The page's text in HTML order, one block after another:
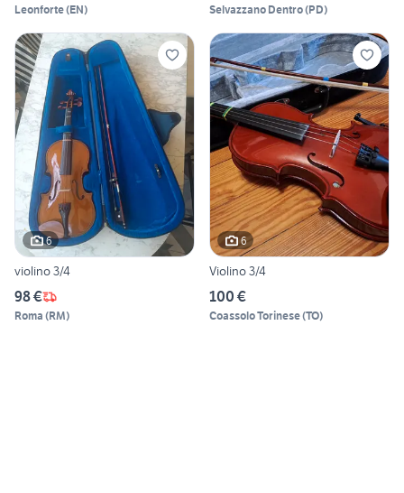
Leonforte(EN) Selvazzano Dentro(PD)
6
violino 3/4
98 €
Roma (RM)
6
Violino 3/4
100 €
Coassolo Torinese(TO)